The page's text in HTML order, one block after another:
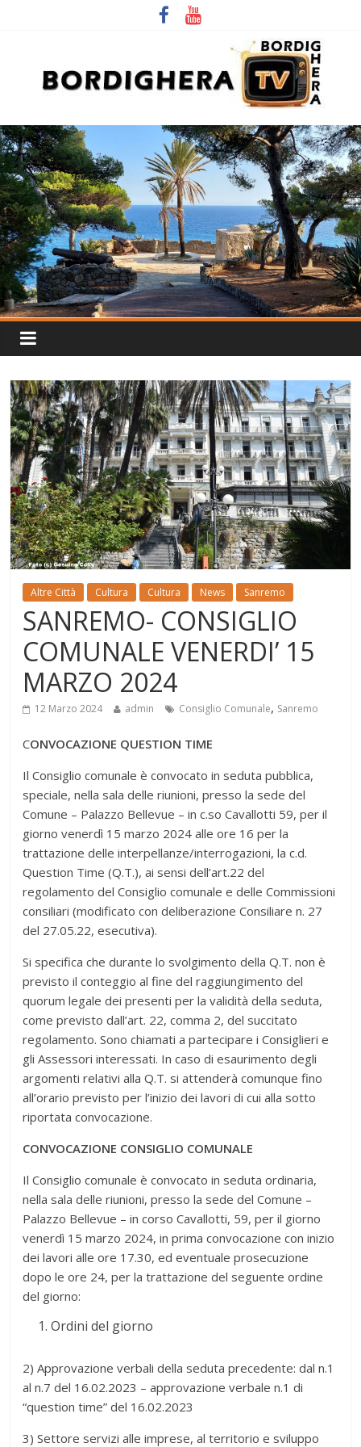
Altre Città Cultura Cultura News Sanremo
SANREMO- CONSIGLIO
COMUNALE VENERDI’ 15
MARZO 2024
12 Marzo 2024 admin Consiglio Comunale, Sanremo
CONVOCAZIONE QUESTION TIME
Il Consiglio comunale è convocato in seduta pubblica,
speciale, nella sala delle riunioni, presso la sede del
Comune – Palazzo Bellevue – in c.so Cavallotti 59, per il
giorno venerdì 15 marzo 2024 alle ore 16 per la
trattazione delle interpellanze/interrogazioni, la c.d.
Question Time (Q.T.), ai sensi dell’art.22 del
regolamento del Consiglio comunale e delle Commissioni
consiliari (modificato con deliberazione Consiliare n. 27
del 27.05.22, esecutiva).
Si specifica che durante lo svolgimento della Q.T. non è
previsto il conteggio al fine del raggiungimento del
quorum legale dei presenti per la validità della seduta,
come previsto dall’art. 22, comma 2, del succitato
regolamento. Sono chiamati a partecipare i Consiglieri e
gli Assessori interessati. In caso di esaurimento degli
argomenti relativi alla Q.T. si attenderà comunque fino
all’orario previsto per l’inizio dei lavori di cui alla sotto
riportata convocazione.
CONVOCAZIONE CONSIGLIO COMUNALE
Il Consiglio comunale è convocato in seduta ordinaria,
nella sala delle riunioni, presso la sede del Comune –
Palazzo Bellevue – in corso Cavallotti, 59, per il giorno
venerdì 15 marzo 2024, in prima convocazione con inizio
dei lavori alle ore 17.30, ed eventuale prosecuzione
dopo le ore 24, per la trattazione del seguente ordine
del giorno:
Ordini del giorno
2) Approvazione verbali della seduta precedente: dal n.1
al n.7 del 16.02.2023 – approvazione verbale n.1 di
“question time” del 16.02.2023
3) Settore servizi alle imprese, al territorio e sviluppo